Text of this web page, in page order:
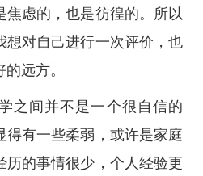
焦虑的，也是彷徨的。所以
想对自己进行一次评价，也
远方。
之间并不是一个很自信的
得有一些柔弱，或许是家庭
历的事情很少，个人经验更